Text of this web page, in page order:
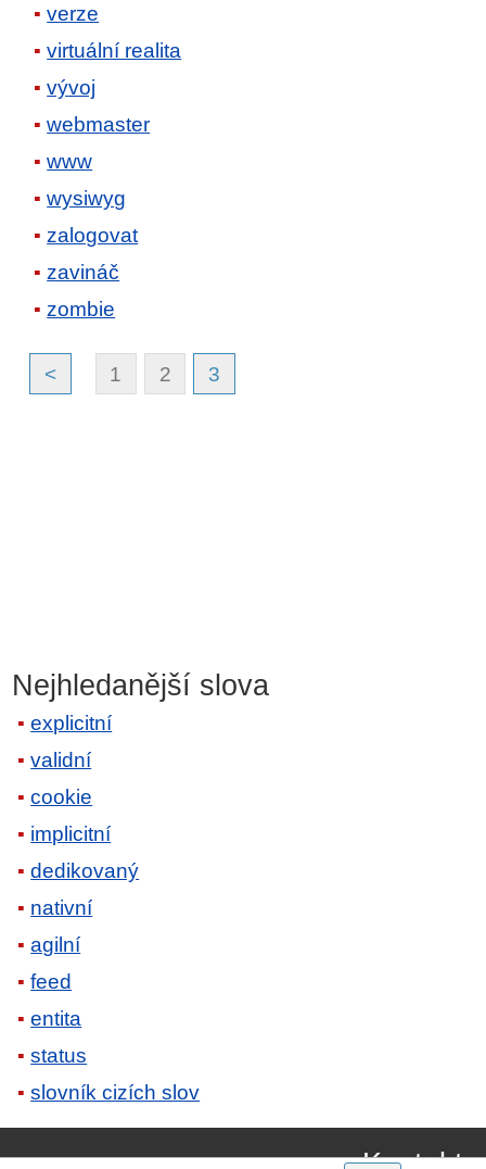
verze
virtuální realita
vývoj
webmaster
www
wysiwyg
zalogovat
zavináč
zombie
< 1 2 3
Nejhledanější slova
explicitní
validní
cookie
implicitní
dedikovaný
nativní
agilní
feed
entita
status
slovník cizích slov